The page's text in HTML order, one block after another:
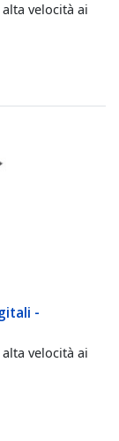
velocità ai
-
velocità ai